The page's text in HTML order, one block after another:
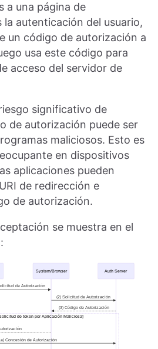
a una página de
autenticación del usuario,
un código de autorización a
usa este código para
acceso del servidor de
significativo de
de autorización puede ser
maliciosos. Esto es
en dispositivos
aplicaciones pueden
de redirección e
de autorización.
se muestra en el